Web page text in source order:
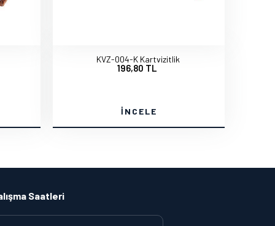
KVZ-004-K Kartvizitlik
196,80 TL
İNCELE
Saatleri